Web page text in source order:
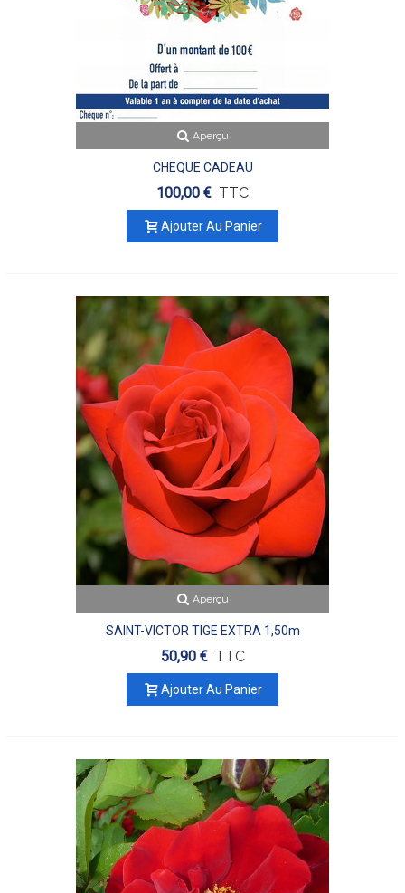
Aperçu
CHEQUE CADEAU
100,00 € TTC
Ajouter Au Panier
Aperçu
SAINT-VICTOR TIGE EXTRA 1,50m
50,90 € TTC
Ajouter Au Panier